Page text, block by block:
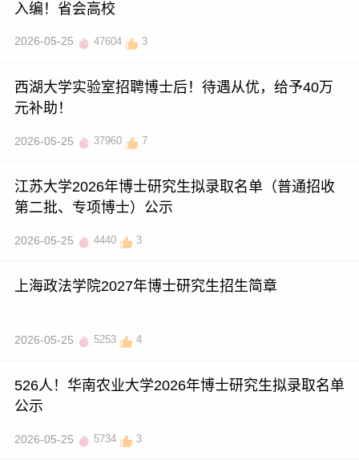
入编！省会高校
2026-05-25 47604 3
西湖大学实验室招聘博士后！待遇从优，给予40万
元补助！
2026-05-25 37960 7
江苏大学2026年博士研究生拟录取名单（普通招收
第二批、专项博士）公示
2026-05-25 4440 3
上海政法学院2027年博士研究生招生简章
2026-05-25 5253 4
526人！华南农业大学2026年博士研究生拟录取名单
公示
2026-05-25 5734 3